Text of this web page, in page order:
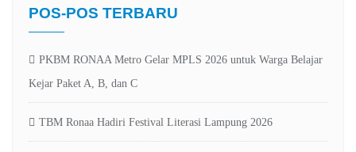
POS-POS TERBARU
PKBM RONAA Metro Gelar MPLS 2026 untuk Warga Belajar
Kejar Paket A, B, dan C
TBM Ronaa Hadiri Festival Literasi Lampung 2026